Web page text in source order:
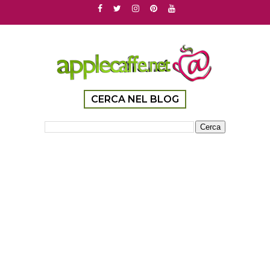
CERCA NEL BLOG